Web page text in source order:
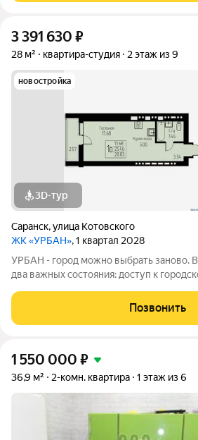
3 391 630 ₽
28 м² квартира-студия 2 этаж из 9
новостройка
3D-тур
Саранск,улица Котовского
ЖК «УРБАН», 1 квартал 2028
УРБАН - город можно выбрать заново.
два важных состояния: доступ к
удобная городская база: понятные
инфраструктуры,
Позвонить
1 550 000 ₽
36,9 м² 2-комн. квартира 1 этаж из 6